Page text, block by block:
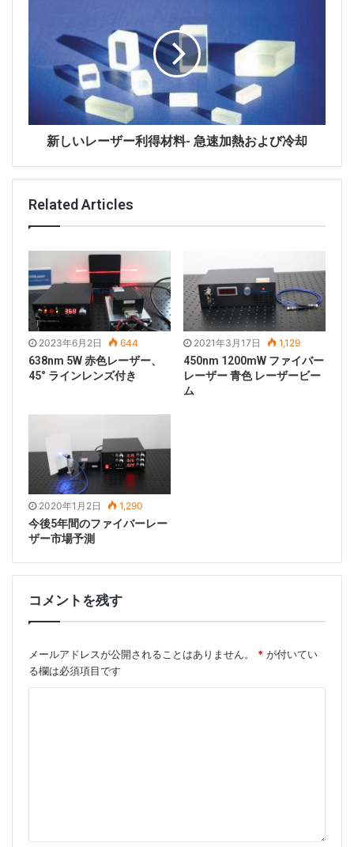
ーの性能を効果的に向上させる。 Nd：YVO 4レーザー
共振ポンプPuでは、880nm、888nm、
914nm
の3つの
ポンプ波長に主に集中し[2-7]、共振ポンピング技術が
高出力、高ビーム品質のレーザー出力を達成できること
を理論的および実験的に証明した。まだ多くの欠点があ
ります。第一に、これらの波長に対する結晶の吸収速度
これは全体的な光 – 光変換率の向上にはつながらない。
第二に、Ｎｄ：ＹＶＯ ４結晶はこれらの波長に対して
狭い吸収線幅を有し、そして半導体レーザーは温度と共
はレーザーを助長しない。周囲温度の変化に適応するこ
れらの欠点を克服するために、共鳴ポンピングの欠点を
効果的に克服し、さらに共鳴ポンピングの利点を活用す
ることができる波長ロック共鳴ポンピング技術を採用し
た。いわゆるロック波長共鳴ポンピング技術は、ポンプ
光源の放射波長を体積ブラッグ格子（ＶＢＧ）でロック
することであり、その結果、その放射波長は安定する傾
光スペクトルは、作用物質の吸収スペクトルに対応し
て、より狭くより正確になります。上記の態様と組み合
わせて、ロック波長共鳴ポンピング技術は、通常の共鳴
ポンピング技術に対して明らかな利点を有する。
り多くなく、基本的には励起光源として非ロック波長半
導体レーザーまたは固体レーザーによって生成された
914nmレーザーを使用しています。 2009年に、
告した。 ：YVO 4結晶レーザー、14.8 Wの励起光パワ
ーを吸収する場合、11.5 Wの1064 nmレーザー入力を得
42.7MHzのシード再生増幅、そして最終的に100kHz、
新しいレーザー利得材料- 急速加熱および冷却
Related Articles
2023年6月2日 644
638nm 5W 赤色レーザー、
45° ラインレンズ付き
2021年3月17日 1,129
450nm 1200mW ファイバー
レーザー 青色 レーザービー
ム
2020年1月2日 1,290
今後5年間のファイバーレー
ザー市場予測
コメントを残す
メールアドレスが公開されることはありません。 * が付いてい
る欄は必須項目です